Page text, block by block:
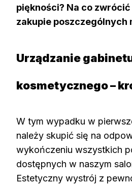
piękności? Na co
zakupie poszczególnych
Urządzanie
kosmetycznego –
W tym wypadku w
należy skupić się na
wykończeniu wszystkich
dostępnych w naszym
Estetyczny wystrój z